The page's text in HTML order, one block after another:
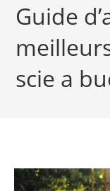
Guide
scie a